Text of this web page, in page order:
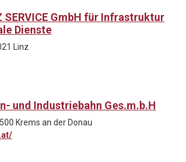
SERVICE GmbH für Infrastruktur
Dienste
Linz
und Industriebahn Ges.m.b.H
Krems an der Donau